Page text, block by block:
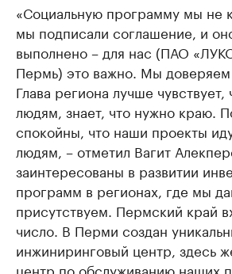
«Социальную программу мы не
мы подписали соглашение, и
выполнено – для нас (ПАО
Пермь) это важно. Мы доверяем
Глава региона лучше
людям, знает, что нужно краю.
спокойны, что наши проекты
людям, – отметил Вагит
заинтересованы в развитии
программ в регионах, где мы
присутствуем. Пермский край
число. В Перми создан
инжиниринговый центр, здесь
центр по обслуживанию наших